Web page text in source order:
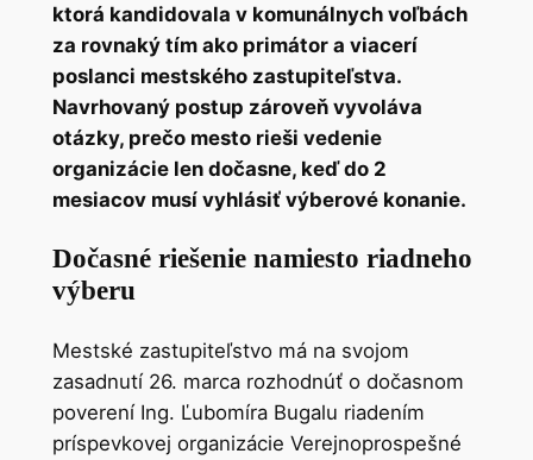
ktorá kandidovala v komunálnych voľbách
za rovnaký tím ako primátor a viacerí
poslanci mestského zastupiteľstva.
Navrhovaný postup zároveň vyvoláva
otázky, prečo mesto rieši vedenie
organizácie len dočasne, keď do 2
mesiacov musí vyhlásiť výberové konanie.
Dočasné riešenie namiesto riadneho
výberu
Mestské zastupiteľstvo má na svojom
zasadnutí 26. marca rozhodnúť o dočasnom
poverení Ing. Ľubomíra Bugalu riadením
príspevkovej organizácie Verejnoprospešné